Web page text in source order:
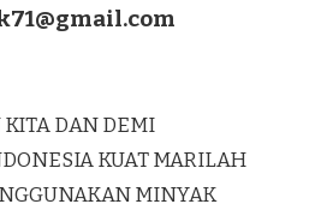
DAN DEMI
KUAT MARILAH
MINYAK